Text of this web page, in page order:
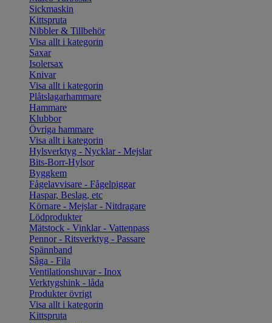
Sickmaskin
Kittspruta
Nibbler & Tillbehör
Visa allt i kategorin
Saxar
Isolersax
Knivar
Visa allt i kategorin
Plåtslagarhammare
Hammare
Klubbor
Övriga hammare
Visa allt i kategorin
Hylsverktyg - Nycklar - Mejslar
Bits-Borr-Hylsor
Byggkem
Fågelavvisare - Fågelpiggar
Haspar, Beslag, etc
Körnare - Mejslar - Nitdragare
Lödprodukter
Mätstock - Vinklar - Vattenpass
Pennor - Ritsverktyg - Passare
Spännband
Såga - Fila
Ventilationshuvar - Inox
Verktygshink - låda
Produkter övrigt
Visa allt i kategorin
Kittspruta